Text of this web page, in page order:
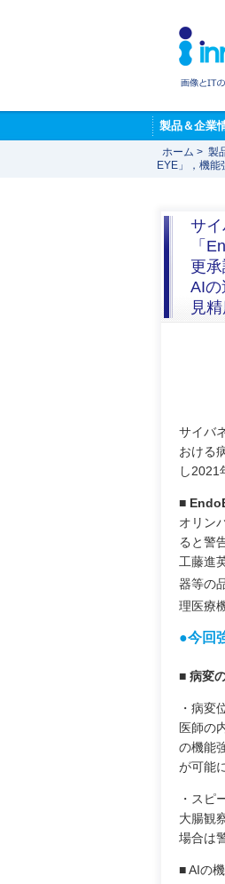
製品＆企業
ホーム > 製
EYE」，機能
サ
「
更
AIの
見
サイバ
おける
し2021
■
オリン
ると警
工藤進
器等の
理医療
●今回
■ 病変
・病変
医師の
の機能
が可能
・スピ
大腸観
場合は
■ AIの